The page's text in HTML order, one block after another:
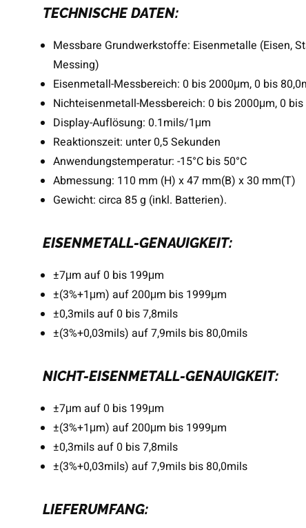
TECHNISCHE DATEN:
Messbare Grundwerkstoffe: Eisenmetalle (Eisen,
Messing)
Eisenmetall-Messbereich: 0 bis 2000μm, 0 bis
Nichteisenmetall-Messbereich: 0 bis 2000μm, 0
Display-Auflösung: 0.1mils/1μm
Reaktionszeit: unter 0,5 Sekunden
Anwendungstemperatur: -15°C bis 50°C
Abmessung: 110 mm (H) x 47 mm(B) x 30 mm(T)
Gewicht: circa 85 g (inkl. Batterien).
EISENMETALL-GENAUIGKEIT:
±7μm auf 0 bis 199μm
±(3%+1μm) auf 200μm bis 1999μm
±0,3mils auf 0 bis 7,8mils
±(3%+0,03mils) auf 7,9mils bis 80,0mils
NICHT-EISENMETALL-GENAUIGKEIT:
±7μm auf 0 bis 199μm
±(3%+1μm) auf 200μm bis 1999μm
±0,3mils auf 0 bis 7,8mils
±(3%+0,03mils) auf 7,9mils bis 80,0mils
LIEFERUMFANG: